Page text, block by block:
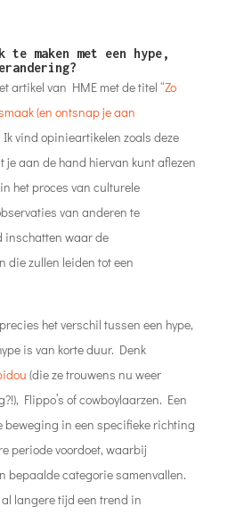
te maken met een hype,
artikel van HME met de titel “Zo
(en ontsnap je aan
vind opinieartikelen zoals deze
aan de hand hiervan kunt aflezen
het proces van culturele
van anderen te
inschatten waar de
die zullen leiden tot een
het verschil tussen een hype,
is van korte duur. Denk
(die ze trouwens nu weer
Flippo’s of cowboylaarzen. Een
beweging in een specifieke richting
periode voordoet, waarbij
bepaalde categorie samenvallen.
langere tijd een trend in